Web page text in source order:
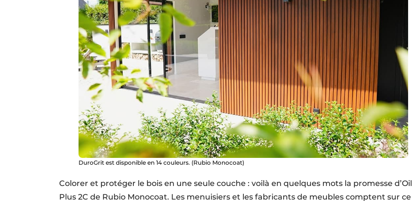
DuroGrit est disponible en 14 couleurs. (Rubio Monocoat)
Colorer et protéger le bois en une seule couche : voilà en quelques mots la promesse d’Oil
Plus 2C de Rubio Monocoat. Les menuisiers et les fabricants de meubles comptent sur ce